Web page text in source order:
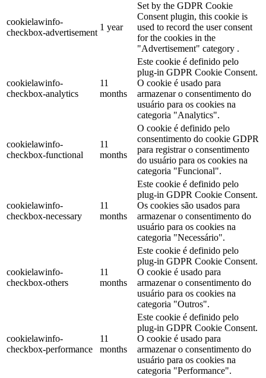
cookielawinfo-
checkbox-advertisement
1 year
Set by the GDPR Cookie
Consent plugin, this cookie is
used to record the user consent
for the cookies in the
"Advertisement" category .
cookielawinfo-
checkbox-analytics
11
months
Este cookie é definido pelo
plug-in GDPR Cookie Consent.
O cookie é usado para
armazenar o consentimento do
usuário para os cookies na
categoria "Analytics".
cookielawinfo-
checkbox-functional
11
months
O cookie é definido pelo
consentimento do cookie GDPR
para registrar o consentimento
do usuário para os cookies na
categoria "Funcional".
cookielawinfo-
checkbox-necessary
11
months
Este cookie é definido pelo
plug-in GDPR Cookie Consent.
Os cookies são usados para
armazenar o consentimento do
usuário para os cookies na
categoria "Necessário".
cookielawinfo-
checkbox-others
11
months
Este cookie é definido pelo
plug-in GDPR Cookie Consent.
O cookie é usado para
armazenar o consentimento do
usuário para os cookies na
categoria "Outros".
cookielawinfo-
checkbox-performance
11
months
Este cookie é definido pelo
plug-in GDPR Cookie Consent.
O cookie é usado para
armazenar o consentimento do
usuário para os cookies na
categoria "Performance".